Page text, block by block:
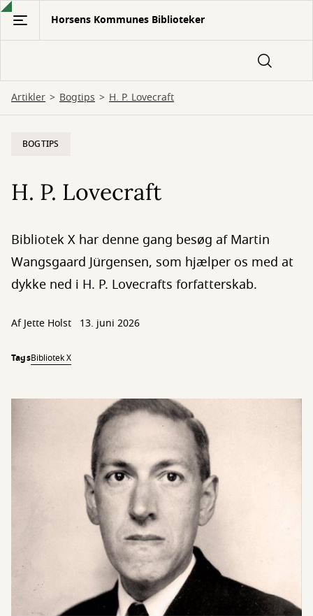
Gå
hovedindhold
Horsens Kommunes Biblioteker
Artikler Bogtips H. P. Lovecraft
BOGTIPS
H. P. Lovecraft
Bibliotek X har denne gang besøg af Martin
Wangsgaard Jürgensen, som hjælper os med at
dykke ned i H. P. Lovecrafts forfatterskab.
AfJette Holst 13. juni 2026
TagsBibliotek X